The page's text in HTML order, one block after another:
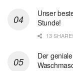
Unser
Stunde!
13
Der